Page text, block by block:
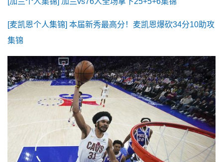
[麦凯恩个人集锦] 本届新秀最高分！麦凯恩爆砍34分10助攻
集锦